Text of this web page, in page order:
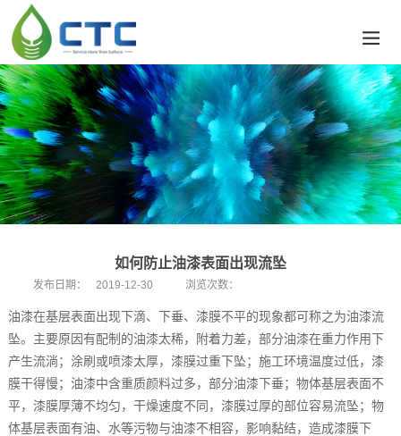
如何防止油漆表面出现流坠
发布日期： 2019-12-30 浏览次数：
油漆在基层表面出现下滴、下垂、漆膜不平的现象都可称之为油漆流
坠。主要原因有配制的油漆太稀，附着力差，部分油漆在重力作用下
产生流淌；涂刷或喷漆太厚，漆膜过重下坠；施工环境温度过低，漆
膜干得慢；油漆中含重质颜料过多，部分油漆下垂；物体基层表面不
平，漆膜厚薄不均匀，干燥速度不同，漆膜过厚的部位容易流坠；物
体基层表面有油、水等污物与油漆不相容，影响黏结，造成漆膜下